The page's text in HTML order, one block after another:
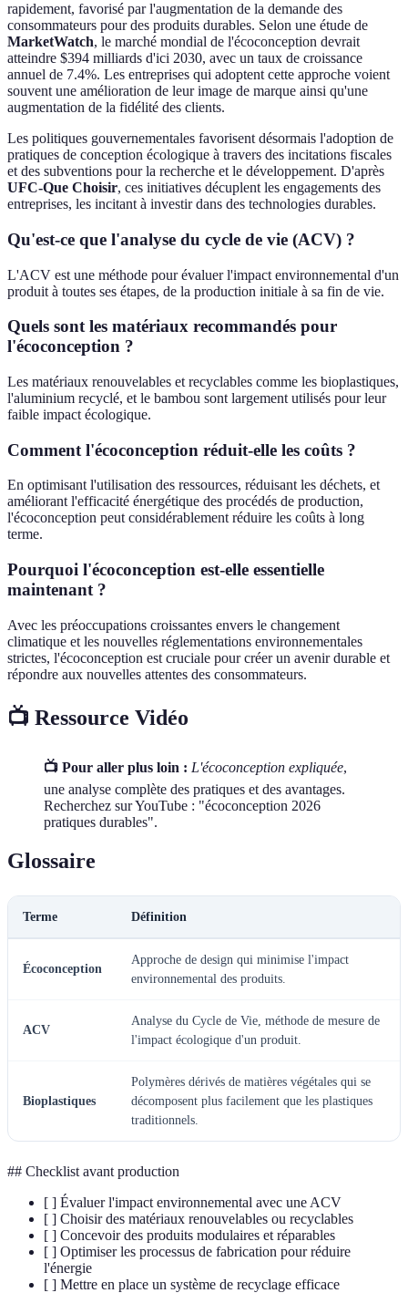
rapidement, favorisé par l'augmentation de la demande des
consommateurs pour des produits durables. Selon une étude de
MarketWatch, le marché mondial de l'écoconception devrait
atteindre $394 milliards d'ici 2030, avec un taux de croissance
annuel de 7.4%. Les entreprises qui adoptent cette approche voient
souvent une amélioration de leur image de marque ainsi qu'une
augmentation de la fidélité des clients.
Les politiques gouvernementales favorisent désormais l'adoption de
pratiques de conception écologique à travers des incitations fiscales
et des subventions pour la recherche et le développement. D'après
UFC-Que Choisir, ces initiatives décuplent les engagements des
entreprises, les incitant à investir dans des technologies durables.
Qu'est-ce que l'analyse du cycle de vie (ACV) ?
L'ACV est une méthode pour évaluer l'impact environnemental d'un
produit à toutes ses étapes, de la production initiale à sa fin de vie.
Quels sont les matériaux recommandés pour
l'écoconception ?
Les matériaux renouvelables et recyclables comme les bioplastiques,
l'aluminium recyclé, et le bambou sont largement utilisés pour leur
faible impact écologique.
Comment l'écoconception réduit-elle les coûts ?
En optimisant l'utilisation des ressources, réduisant les déchets, et
améliorant l'efficacité énergétique des procédés de production,
l'écoconception peut considérablement réduire les coûts à long
terme.
Pourquoi l'écoconception est-elle essentielle
maintenant ?
Avec les préoccupations croissantes envers le changement
climatique et les nouvelles réglementations environnementales
strictes, l'écoconception est cruciale pour créer un avenir durable et
répondre aux nouvelles attentes des consommateurs.
📺 Ressource Vidéo
📺 Pour aller plus loin : L'écoconception expliquée,
une analyse complète des pratiques et des avantages.
Recherchez sur YouTube : "écoconception 2026
pratiques durables".
Glossaire
Terme Définition
Écoconception
Approche de design qui minimise l'impact
environnemental des produits.
ACV
Analyse du Cycle de Vie, méthode de mesure de
l'impact écologique d'un produit.
Bioplastiques
Polymères dérivés de matières végétales qui se
décomposent plus facilement que les plastiques
traditionnels.
## Checklist avant production
[ ] Évaluer l'impact environnemental avec une ACV
[ ] Choisir des matériaux renouvelables ou recyclables
[ ] Concevoir des produits modulaires et réparables
[ ] Optimiser les processus de fabrication pour réduire
l'énergie
[ ] Mettre en place un système de recyclage efficace